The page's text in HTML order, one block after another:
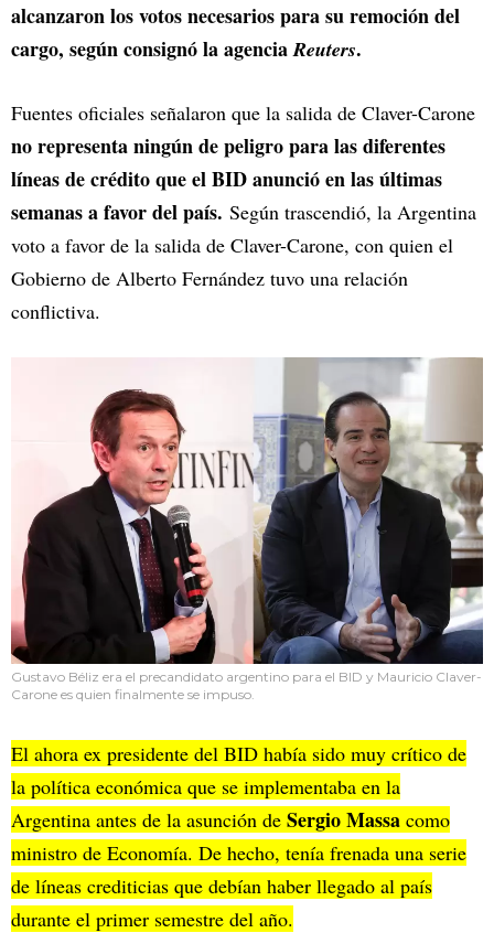
alcanzaron los votos necesarios para su remoción del
cargo, según consignó la agenciaReuters.
Fuentes oficiales señalaron que la salida de Claver-Carone
no representa ningún de peligro para las diferentes
líneas de crédito que el BID anunció en las últimas
semanas a favor del país. Según trascendió, la Argentina
voto a favor de la salida de Claver-Carone, con quien el
Gobierno de Alberto Fernández tuvo una relación
conflictiva.
Gustavo Béliz era el precandidato argentino para el BID y Mauricio Claver-
Carone es quien finalmente se impuso.
El ahora ex presidente del BID había sido muy crítico de
la política económica que se implementaba en la
Argentina antes de la asunción de Sergio Massa como
ministro de Economía. De hecho, tenía frenada una serie
de líneas crediticias que debían haber llegado al país
durante el primer semestre del año.